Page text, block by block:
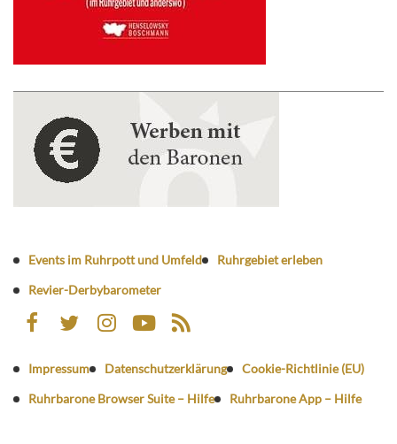
Events im Ruhrpott und Umfeld
Ruhrgebiet erleben
Revier-Derbybarometer
Impressum Datenschutzerklärung
Cookie-Richtlinie (EU)
Ruhrbarone Browser Suite – Hilfe
Ruhrbarone App – Hilfe